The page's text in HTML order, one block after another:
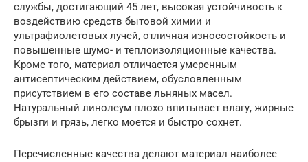
службы, достигающий 45 лет, высокая устойчивость к
воздействию средств бытовой химии и
ультрафиолетовых лучей, отличная износостойкость и
повышенные шумо- и теплоизоляционные качества.
Кроме того, материал отличается умеренным
антисептическим действием, обусловленным
присутствием в его составе льняных масел.
Натуральный линолеум плохо впитывает влагу, жирные
брызги и грязь, легко моется и быстро сохнет.
Перечисленные качества делают материал наиболее